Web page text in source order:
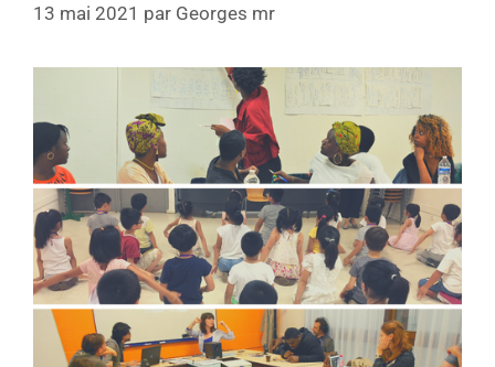
13 mai 2021 par Georges mr